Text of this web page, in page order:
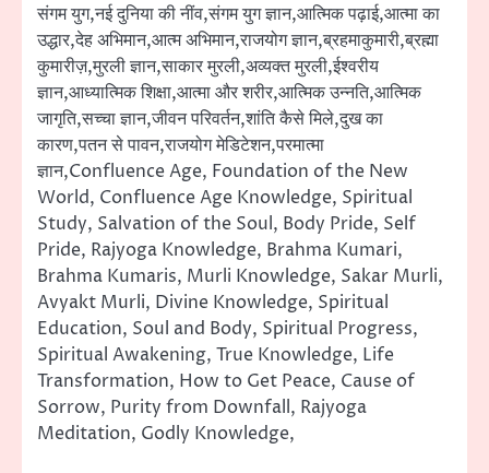
संगम युग,नई दुनिया की नींव,संगम युग ज्ञान,आत्मिक पढ़ाई,आत्मा का
उद्धार,देह अभिमान,आत्म अभिमान,राजयोग ज्ञान,ब्रहमाकुमारी,ब्रह्मा
कुमारीज़,मुरली ज्ञान,साकार मुरली,अव्यक्त मुरली,ईश्वरीय
ज्ञान,आध्यात्मिक शिक्षा,आत्मा और शरीर,आत्मिक उन्नति,आत्मिक
जागृति,सच्चा ज्ञान,जीवन परिवर्तन,शांति कैसे मिले,दुख का
कारण,पतन से पावन,राजयोग मेडिटेशन,परमात्मा
ज्ञान,Confluence Age, Foundation of the New
World, Confluence Age Knowledge, Spiritual
Study, Salvation of the Soul, Body Pride, Self
Pride, Rajyoga Knowledge, Brahma Kumari,
Brahma Kumaris, Murli Knowledge, Sakar Murli,
Avyakt Murli, Divine Knowledge, Spiritual
Education, Soul and Body, Spiritual Progress,
Spiritual Awakening, True Knowledge, Life
Transformation, How to Get Peace, Cause of
Sorrow, Purity from Downfall, Rajyoga
Meditation, Godly Knowledge,